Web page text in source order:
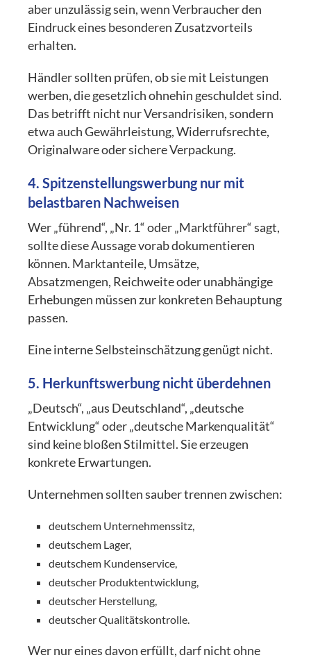
aber unzulässig sein, wenn Verbraucher den
Eindruck eines besonderen Zusatzvorteils
erhalten.
Händler sollten prüfen, ob sie mit Leistungen
werben, die gesetzlich ohnehin geschuldet sind.
Das betrifft nicht nur Versandrisiken, sondern
etwa auch Gewährleistung, Widerrufsrechte,
Originalware oder sichere Verpackung.
4. Spitzenstellungswerbung nur mit
belastbaren Nachweisen
Wer „führend“, „Nr. 1“ oder „Marktführer“ sagt,
sollte diese Aussage vorab dokumentieren
können. Marktanteile, Umsätze,
Absatzmengen, Reichweite oder unabhängige
Erhebungen müssen zur konkreten Behauptung
passen.
Eine interne Selbsteinschätzung genügt nicht.
5. Herkunftswerbung nicht überdehnen
„Deutsch“, „aus Deutschland“, „deutsche
Entwicklung“ oder „deutsche Markenqualität“
sind keine bloßen Stilmittel. Sie erzeugen
konkrete Erwartungen.
Unternehmen sollten sauber trennen zwischen:
deutschem Unternehmenssitz,
deutschem Lager,
deutschem Kundenservice,
deutscher Produktentwicklung,
deutscher Herstellung,
deutscher Qualitätskontrolle.
Wer nur eines davon erfüllt, darf nicht ohne